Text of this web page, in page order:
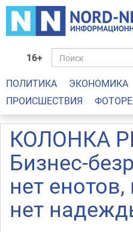
16+
ПОЛИТИКА ЭКОНОМИКА
ПРОИСШЕСТВИЯ
КОЛОНКА
Бизнес-
нет енотов,
нет